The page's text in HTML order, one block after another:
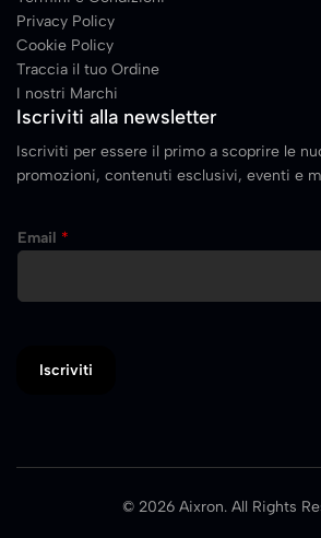
Privacy Policy
Cookie Policy
Traccia il tuo Ordine
I nostri Marchi
Iscriviti alla newsletter
Iscriviti per essere il primo a scoprire le
promozioni, contenuti esclusivi, eventi e
Email *
Iscriviti
© 2026 Aixron. All Rights